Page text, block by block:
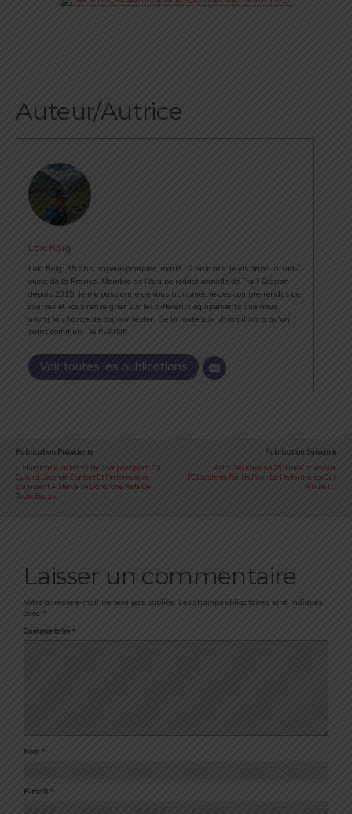
Auteur/Autrice
Loïc Roig
Loïc Roig, 35 ans, sapeur-pompier, marié , 2 enfants. Je vis dans la sud-
ouest de la France. Membre de l'équipe rédactionnelle de Trail Session
depuis 2015, je me passionne de vous transmettre des compte-rendus de
courses et vous renseigner sur les différents équipements que nous
avons la chance de pouvoir tester. De la route aux ultras il n'y a qu'un
point commun : le PLAISIR.
Voir toutes les publications
Publication Précédente
Hurricane Jacket V2 By Compressport : Ou
Quand Légèreté, Confort Et Performance
S'unissent À Merveille Dans Une Veste De
Toute Beauté !
Publication Suivante
Asics Gel Kayano 25 : Une Chaussure
POLYvalente Taillée Pour La Performance Sur
Route !
Laisser un commentaire
Votre adresse e-mail ne sera pas publiée. Les champs obligatoires sont indiqués
avec *
Commentaire *
Nom *
E-mail *